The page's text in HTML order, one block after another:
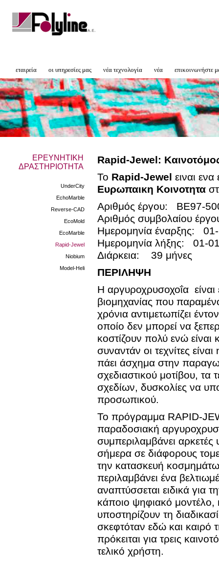
εταιρεία οι υπηρεσίες μας νέα τεχνολογία νέα επικοινωνήστε
ΕΡΕΥΝΗΤΙΚΗ
ΔΡΑΣΤΗΡΙΟΤΗΤΑ
UnderCity
EchoMarble
Reverse-CAD
EcoMold
EcoMarble
Rapid-Jewel
Niobium
Model-Heli
Rapid-Jewel:
To Rapid-Jewel ειναι
Ευρωπαικη Κοινοτητα
Αριθμός έργου: BE97-
Αριθμός συμβολαίου
Ημερομηνία έναρξης:
Ημερομηνία λήξης: 01-
Διάρκεια: 39 μήνες
ΠΕΡΙΛΗΨΗ
Η αργυροχρυσοχοΐα
βιομηχανίας που
χρόνια αντιμετωπίζει
οποίο δεν μπορεί να
κοστίζουν πολύ ενώ
συναντάν οι τεχνίτες
πάει άσχημα στην
σχεδιαστικού μοτίβου, τα
σχεδίων, δυσκολίες να
προσωπικού.
Το πρόγραμμα RAPID-
παραδοσιακή
συμπεριλαμβάνει αρκετές
σήμερα σε διάφορους
την κατασκευή
περιλαμβάνει ένα
αναπτύσσεται ειδικά για
κάποιο ψηφιακό μοντέλο,
υποστηρίζουν τη
σκεφτόταν εδώ και καιρό
πρόκειται για τρεις
τελικό χρήστη.